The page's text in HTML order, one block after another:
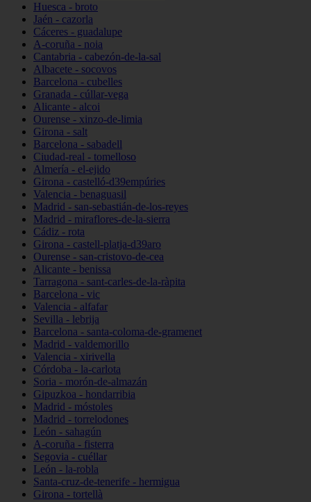
Huesca - broto
Jaén - cazorla
Cáceres - guadalupe
A-coruña - noia
Cantabria - cabezón-de-la-sal
Albacete - socovos
Barcelona - cubelles
Granada - cúllar-vega
Alicante - alcoi
Ourense - xinzo-de-limia
Girona - salt
Barcelona - sabadell
Ciudad-real - tomelloso
Almería - el-ejido
Girona - castelló-d39empúries
Valencia - benaguasil
Madrid - san-sebastián-de-los-reyes
Madrid - miraflores-de-la-sierra
Cádiz - rota
Girona - castell-platja-d39aro
Ourense - san-cristovo-de-cea
Alicante - benissa
Tarragona - sant-carles-de-la-ràpita
Barcelona - vic
Valencia - alfafar
Sevilla - lebrija
Barcelona - santa-coloma-de-gramenet
Madrid - valdemorillo
Valencia - xirivella
Córdoba - la-carlota
Soria - morón-de-almazán
Gipuzkoa - hondarribia
Madrid - móstoles
Madrid - torrelodones
León - sahagún
A-coruña - fisterra
Segovia - cuéllar
León - la-robla
Santa-cruz-de-tenerife - hermigua
Girona - tortellà